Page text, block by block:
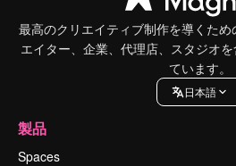
最高のクリエイティブ制作を導くた
エイター、企業、代理店、スタジオ
ています。
日本語
製品
Spaces